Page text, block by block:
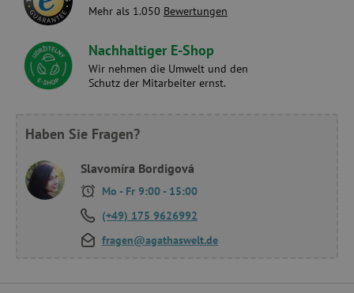
Mehr als 1.050 Bewertungen
Nachhaltiger E-Shop
Wir nehmen die Umwelt und den
Schutz der Mitarbeiter ernst.
Haben Sie Fragen?
Slavomíra Bordigová
Mo - Fr 9:00 - 15:00
(+49) 175 9626992
fragen@agathaswelt.de